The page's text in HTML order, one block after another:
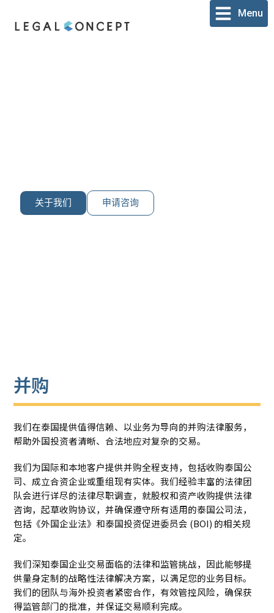
Menu
关于我们 申请咨询
并购
我们在泰国提供值得信赖、以业务为导向的并购法律服务，
帮助外国投资者清晰、合法地应对复杂的交易。
我们为国际和本地客户提供并购全程支持，包括收购泰国公
司、成立合资企业或重组现有实体。我们经验丰富的法律团
队会进行详尽的法律尽职调查，就股权和资产收购提供法律
咨询，起草收购协议，并确保遵守所有适用的泰国公司法，
包括《外国企业法》和泰国投资促进委员会 (BOI) 的相关规
定。
我们深知泰国企业交易面临的法律和监管挑战，因此能够提
供量身定制的战略性法律解决方案，以满足您的业务目标。
我们的团队与海外投资者紧密合作，有效管控风险，确保获
得监管部门的批准，并保证交易顺利完成。